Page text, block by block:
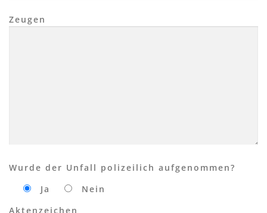
Zeugen
Wurde der Unfall polizeilich aufgenommen?
Ja
Nein
Aktenzeichen